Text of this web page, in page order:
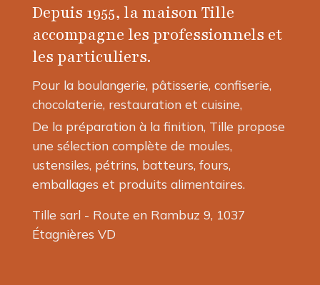
Depuis 1955, la maison Tille
accompagne les professionnels et
les particuliers.
Pour la boulangerie, pâtisserie, confiserie,
chocolaterie, restauration et cuisine,
De la préparation à la finition, Tille propose
une sélection complète de moules,
ustensiles, pétrins, batteurs, fours,
emballages et produits alimentaires.
Tille sarl - Route en Rambuz 9, 1037
Étagnières VD